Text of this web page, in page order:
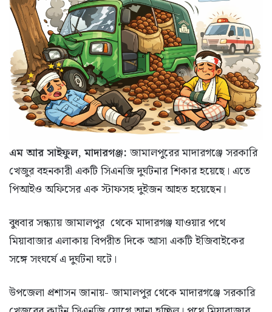
এম আর সাইফুল, মাদারগঞ্জ: জামালপুরের মাদারগঞ্জে সরকারি
খেজুর বহনকারী একটি সিএনজি দুর্ঘটনার শিকার হয়েছে। এতে
পিআইও অফিসের এক স্টাফসহ দুইজন আহত হয়েছেন।
বুধবার সন্ধ্যায় জামালপুর থেকে মাদারগঞ্জ যাওয়ার পথে
মিয়াবাজার এলাকায় বিপরীত দিকে আসা একটি ইজিবাইকের
সঙ্গে সংঘর্ষে এ দুর্ঘটনা ঘটে।
উপজেলা প্রশাসন জানায়- জামালপুর থেকে মাদারগঞ্জে সরকারি